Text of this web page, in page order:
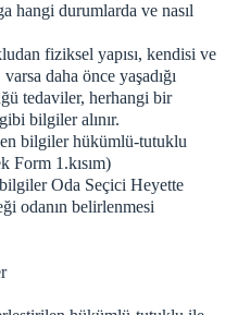
hangi durumlarda ve nasıl
fiziksel yapısı, kendisi ve
daha önce yaşadığı
tedaviler, herhangi bir
bilgiler alınır.
bilgiler hükümlü-tutuklu
Form 1.kısım)
Oda Seçici Heyette
odanın belirlenmesi